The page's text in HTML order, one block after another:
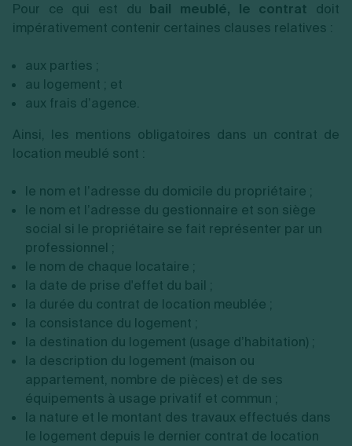
Pour ce qui est du bail meublé, le contrat doit
impérativement contenir certaines clauses relatives :
aux parties ;
au logement ; et
aux frais d’agence.
Ainsi, les mentions obligatoires dans un contrat de
location meublé sont :
le nom et l’adresse du domicile du propriétaire ;
le nom et l’adresse du gestionnaire et son siège
social si le propriétaire se fait représenter par un
professionnel ;
le nom de chaque locataire ;
la date de prise d'effet du bail ;
la durée du contrat de location meublée ;
la consistance du logement ;
la destination du logement (usage d’habitation) ;
la description du logement (maison ou
appartement, nombre de pièces) et de ses
équipements à usage privatif et commun ;
la nature et le montant des travaux effectués dans
le logement depuis le dernier contrat de location